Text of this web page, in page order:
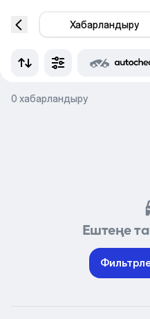
Хабарландыру
0 хабарландыру
Ештеңе